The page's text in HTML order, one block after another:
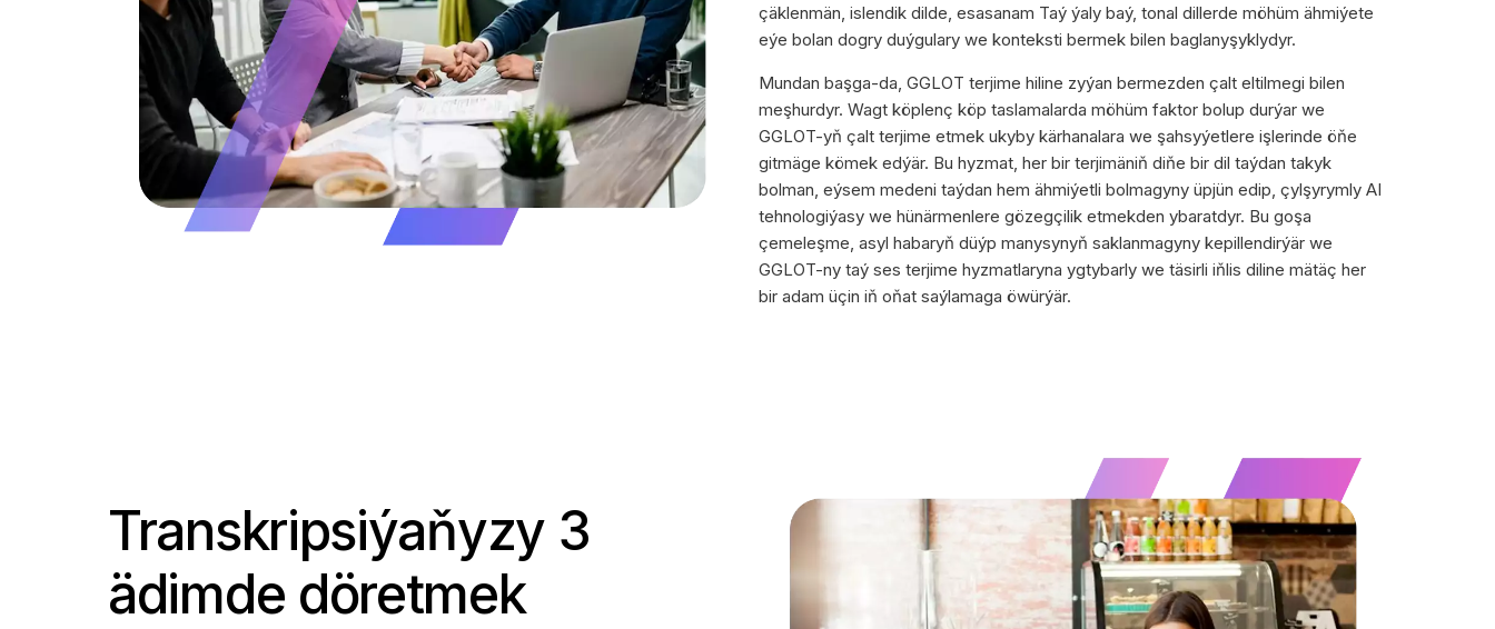
çäklenmän, islendik dilde, esasanam Taý ýaly baý, tonal dillerde möhüm ähmiýete
eýe bolan dogry duýgulary we konteksti bermek bilen baglanyşyklydyr.
Mundan başga-da, GGLOT terjime hiline zyýan bermezden çalt eltilmegi bilen
meşhurdyr. Wagt köplenç köp taslamalarda möhüm faktor bolup durýar we
GGLOT-yň çalt terjime etmek ukyby kärhanalara we şahsyýetlere işlerinde öňe
gitmäge kömek edýär. Bu hyzmat, her bir terjimäniň diňe bir dil taýdan takyk
bolman, eýsem medeni taýdan hem ähmiýetli bolmagyny üpjün edip, çylşyrymly AI
tehnologiýasy we hünärmenlere gözegçilik etmekden ybaratdyr. Bu goşa
çemeleşme, asyl habaryň düýp manysynyň saklanmagyny kepillendirýär we
GGLOT-ny taý ses terjime hyzmatlaryna ygtybarly we täsirli iňlis diline mätäç her
bir adam üçin iň oňat saýlamaga öwürýär.
Transkripsiýaňyzy 3
ädimde döretmek